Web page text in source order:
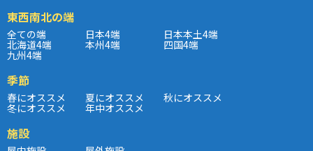
東西南北の端
全ての端 日本4端 日本本土4端
北海道4端 本州4端 四国4端
九州4端
季節
春にオススメ 夏にオススメ 秋にオススメ
冬にオススメ 年中オススメ
施設